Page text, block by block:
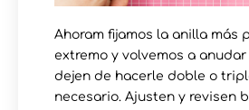
Ahoram fijamos la anilla más
extremo y volvemos a
dejen de hacerle doble o
necesario. Ajusten y revisen